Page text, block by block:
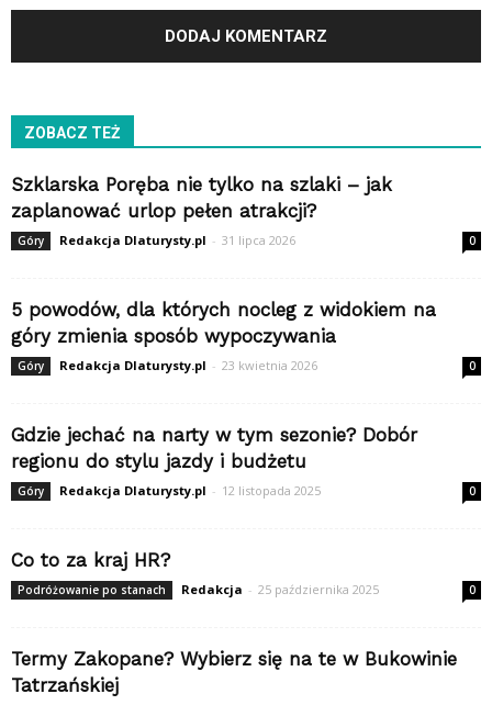
ZOBACZ TEŻ
Szklarska Poręba nie tylko na szlaki – jak
zaplanować urlop pełen atrakcji?
Góry Redakcja Dlaturysty.pl - 31 lipca 2026 0
5 powodów, dla których nocleg z widokiem na
góry zmienia sposób wypoczywania
Góry Redakcja Dlaturysty.pl - 23 kwietnia 2026 0
Gdzie jechać na narty w tym sezonie? Dobór
regionu do stylu jazdy i budżetu
Góry Redakcja Dlaturysty.pl - 12 listopada 2025 0
Co to za kraj HR?
Podróżowanie po stanach Redakcja - 25 października 2025 0
Termy Zakopane? Wybierz się na te w Bukowinie
Tatrzańskiej